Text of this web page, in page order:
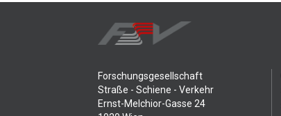
Forschungsgesellschaft
Straße - Schiene - Verkehr
Ernst-Melchior-Gasse 24